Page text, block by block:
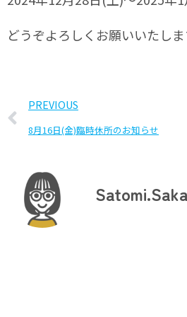
どうぞよろしくお願いいたしま
PREVIOUS
8月16日(金)臨時休所のお知らせ